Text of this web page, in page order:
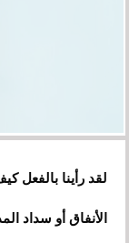
لقد رأينا بالفعل
الأنفاق أو سداد